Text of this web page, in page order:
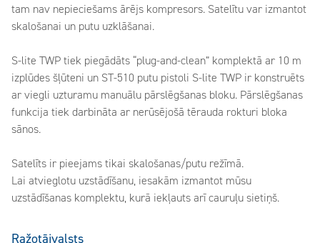
tam nav nepieciešams ārējs kompresors. Satelītu var izmantot
skalošanai un putu uzklāšanai.
S-lite TWP tiek piegādāts “plug-and-clean” komplektā ar 10 m
izplūdes šļūteni un ST-510 putu pistoli S-lite TWP ir konstruēts
ar viegli uzturamu manuālu pārslēgšanas bloku. Pārslēgšanas
funkcija tiek darbināta ar nerūsējošā tērauda rokturi bloka
sānos.
Satelīts ir pieejams tikai skalošanas/putu režīmā.
Lai atvieglotu uzstādīšanu, iesakām izmantot mūsu
uzstādīšanas komplektu, kurā iekļauts arī cauruļu sietiņš.
Ražotājvalsts